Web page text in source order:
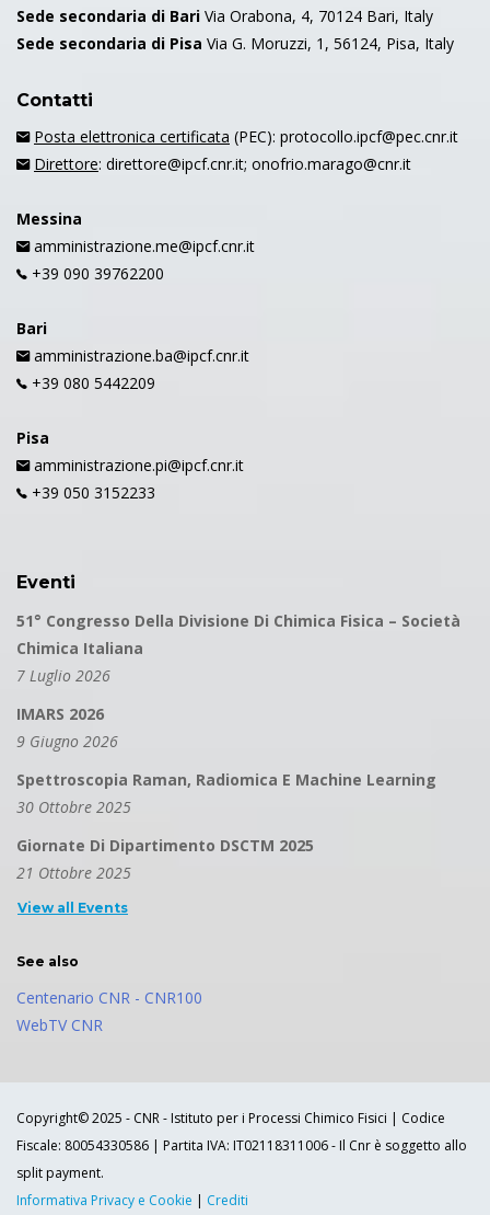
Sede secondaria di Bari Via Orabona, 4, 70124 Bari, Italy
Sede secondaria di Pisa Via G. Moruzzi, 1, 56124, Pisa, Italy
Contatti
Posta elettronica certificata (PEC): protocollo.ipcf@pec.cnr.it
Direttore: direttore@ipcf.cnr.it; onofrio.marago@cnr.it
Messina
amministrazione.me@ipcf.cnr.it
+39 090 39762200
Bari
amministrazione.ba@ipcf.cnr.it
+39 080 5442209
Pisa
amministrazione.pi@ipcf.cnr.it
+39 050 3152233
Eventi
51° Congresso Della Divisione Di Chimica Fisica – Società
Chimica Italiana
7 Luglio 2026
IMARS 2026
9 Giugno 2026
Spettroscopia Raman, Radiomica E Machine Learning
30 Ottobre 2025
Giornate Di Dipartimento DSCTM 2025
21 Ottobre 2025
View all Events
See also
Centenario CNR - CNR100
WebTV CNR
Copyright© 2025 - CNR - Istituto per i Processi Chimico Fisici | Codice
Fiscale: 80054330586 | Partita IVA: IT02118311006 - Il Cnr è soggetto allo
split payment.
Informativa Privacy e Cookie | Crediti